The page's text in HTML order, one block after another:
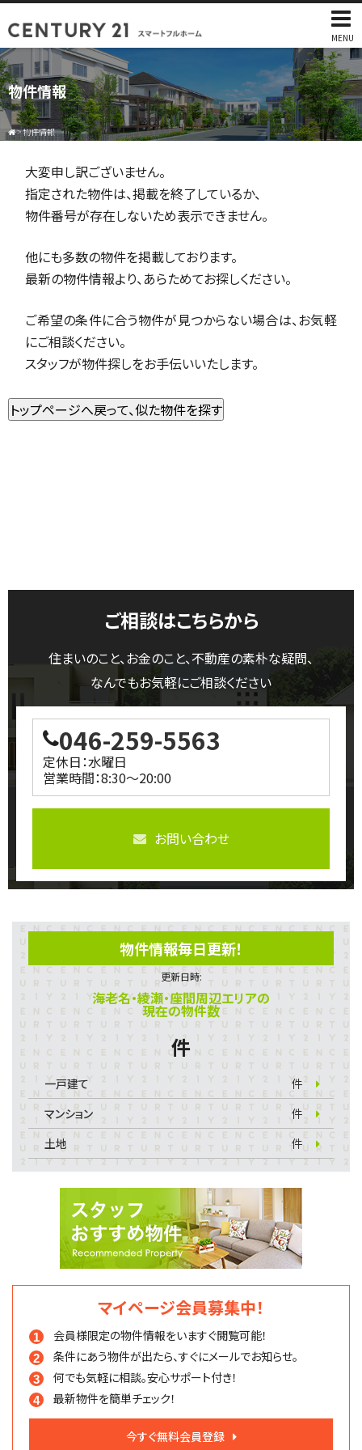
MENU
物件情報
>物件情報
大変申し訳ございません。
指定された物件は、掲載を終了しているか、
物件番号が存在しないため表示できません。
他にも多数の物件を掲載しております。
最新の物件情報より、あらためてお探しください。
ご希望の条件に合う物件が見つからない場合は、お気軽
にご相談ください。
スタッフが物件探しをお手伝いいたします。
ご相談はこちらから
住まいのこと、お金のこと、不動産の素朴な疑問、
なんでもお気軽にご相談ください
046-259-5563
定休日：水曜日
営業時間：8:30～20:00
お問い合わせ
物件情報毎日更新！
更新日時:
海老名・綾瀬・座間周辺エリアの
現在の物件数
件
一戸建て
件
マンション
件
土地
件
マイページ会員募集中！
会員様限定の物件情報をいますぐ閲覧可能！
条件にあう物件が出たら、すぐにメールでお知らせ。
何でも気軽に相談。安心サポート付き！
最新物件を簡単チェック！
今すぐ無料会員登録